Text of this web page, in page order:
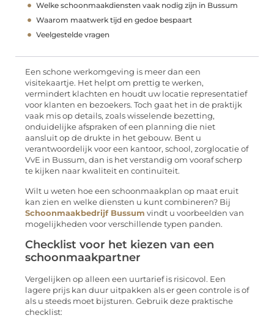
Welke schoonmaakdiensten vaak nodig zijn in Bussum
Waarom maatwerk tijd en gedoe bespaart
Veelgestelde vragen
Een schone werkomgeving is meer dan een
visitekaartje. Het helpt om prettig te werken,
vermindert klachten en houdt uw locatie representatief
voor klanten en bezoekers. Toch gaat het in de praktijk
vaak mis op details, zoals wisselende bezetting,
onduidelijke afspraken of een planning die niet
aansluit op de drukte in het gebouw. Bent u
verantwoordelijk voor een kantoor, school, zorglocatie of
VvE in Bussum, dan is het verstandig om vooraf scherp
te kijken naar kwaliteit en continuïteit.
Wilt u weten hoe een schoonmaakplan op maat eruit
kan zien en welke diensten u kunt combineren? Bij
Schoonmaakbedrijf Bussum vindt u voorbeelden van
mogelijkheden voor verschillende typen panden.
Checklist voor het kiezen van een
schoonmaakpartner
Vergelijken op alleen een uurtarief is risicovol. Een
lagere prijs kan duur uitpakken als er geen controle is of
als u steeds moet bijsturen. Gebruik deze praktische
checklist: